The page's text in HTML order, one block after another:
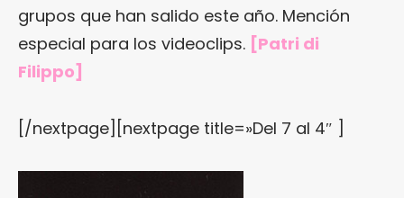
grupos que han salido este año. Mención
especial para los videoclips. [Patri di
Filippo]
[/nextpage][nextpage title=»Del 7 al 4″ ]